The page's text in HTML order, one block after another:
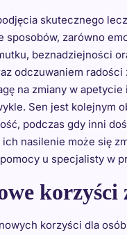
skutecznego
sposobów, zarówno
beznadziejności
odczuwaniem radości
na zmiany w
Sen jest kolejnym
podczas gdy inni
nasilenie może się
u specjalisty w
korzyści dla